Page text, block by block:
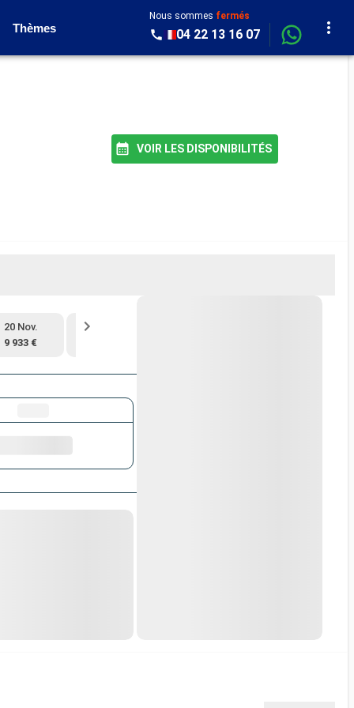
Thèmes
Nous sommes fermés
04 22 13 16 07
VOIR LES DISPONIBILITÉS
20 Nov.
9 933 €